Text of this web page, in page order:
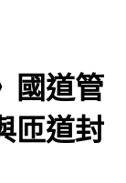
國道管
匝道封